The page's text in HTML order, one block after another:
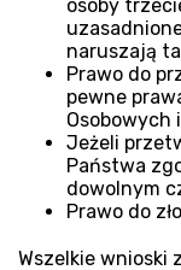
osoby
naruszają
Prawo do
pewne
Osobowych
Jeżeli
Państwa
dowolnym
Prawo do
Wszelkie wnioski